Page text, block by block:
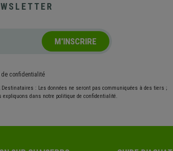
M'INSCRIRE
de confidentialité
: Les données ne seront pas communiquées à des tiers ;
dans notre politique de confidentialité.